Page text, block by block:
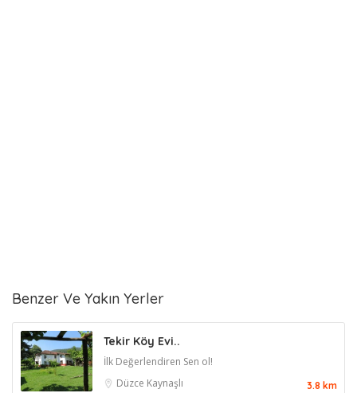
Benzer Ve Yakın Yerler
Tekir Köy Evi..
İlk Değerlendiren Sen ol!
Düzce Kaynaşlı 3.8 km